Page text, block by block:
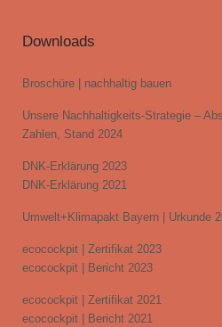
Downloads
Broschüre | nachhaltig bauen
Unsere Nachhaltigkeits-Strategie –
Zahlen, Stand 2024
DNK-Erklärung 2023
DNK-Erklärung 2021
Umwelt+Klimapakt Bayern | Urkunde
ecocockpit | Zertifikat 2023
ecocockpit | Bericht 2023
ecocockpit | Zertifikat 2021
ecocockpit | Bericht 2021